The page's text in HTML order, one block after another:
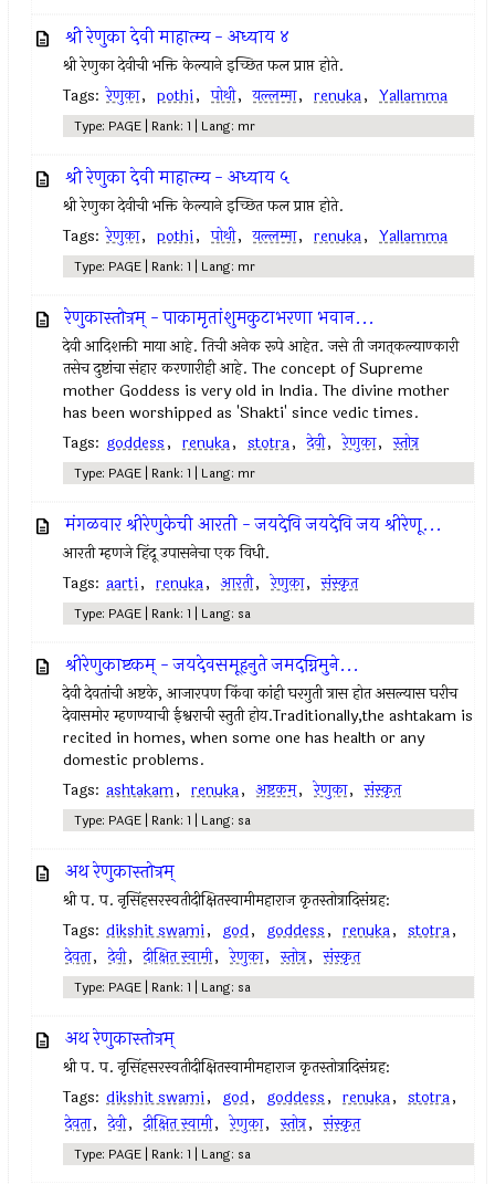
श्री रेणुका देवी माहात्म्य - अध्याय ४
श्री रेणुका देवीची भक्ति केल्याने इच्छित फल प्राप्त होते.
Tags: रेणुका, pothi, पोथी, यल्लम्मा, renuka, Yallamma
Type: PAGE | Rank: 1 | Lang: mr
श्री रेणुका देवी माहात्म्य - अध्याय ५
श्री रेणुका देवीची भक्ति केल्याने इच्छित फल प्राप्त होते.
Tags: रेणुका, pothi, पोथी, यल्लम्मा, renuka, Yallamma
Type: PAGE | Rank: 1 | Lang: mr
रेणुकास्तोत्रम् - पाकामृतांशुमकुटाभरणा भवान...
देवी आदिशक्ती माया आहे. तिची अनेक रूपे आहेत. जसे ती जगत्‌कल्याण्कारी
तसेच दुष्टांचा संहार करणारीही आहे. The concept of Supreme
mother Goddess is very old in India. The divine mother
has been worshipped as 'Shakti' since vedic times.
Tags: goddess, renuka, stotra, देवी, रेणुका, स्तोत्र
Type: PAGE | Rank: 1 | Lang: mr
मंगळवार श्रीरेणुकेची आरती - जयदेवि जयदेवि जय श्रीरेणू...
आरती म्हणजे हिंदू उपासनेचा एक विधी.
Tags: aarti, renuka, आरती, रेणुका, संस्कृत
Type: PAGE | Rank: 1 | Lang: sa
श्रीरेणुकाष्टकम् - जयदेवसमूहनुते जमदग्निमुने...
देवी देवतांची अष्टके, आजारपण किंवा कांही घरगुती त्रास होत असल्यास घरीच
देवासमोर म्हणण्याची ईश्वराची स्तुती होय.Traditionally,the ashtakam is
recited in homes, when some one has health or any
domestic problems.
Tags: ashtakam, renuka, अष्टकम्‌, रेणुका, संस्कृत
Type: PAGE | Rank: 1 | Lang: sa
अथ रेणुकास्तोत्रम्
श्री प. प. नृसिंहसरस्वतीदीक्षितस्वामीमहाराज कृतस्तोत्रादिसंग्रह:
Tags: dikshit swami, god, goddess, renuka, stotra,
देवता, देवी, दीक्षित स्वामी, रेणुका, स्तोत्र, संस्कृत
Type: PAGE | Rank: 1 | Lang: sa
अथ रेणुकास्तोत्रम्
श्री प. प. नृसिंहसरस्वतीदीक्षितस्वामीमहाराज कृतस्तोत्रादिसंग्रह:
Tags: dikshit swami, god, goddess, renuka, stotra,
देवता, देवी, दीक्षित स्वामी, रेणुका, स्तोत्र, संस्कृत
Type: PAGE | Rank: 1 | Lang: sa